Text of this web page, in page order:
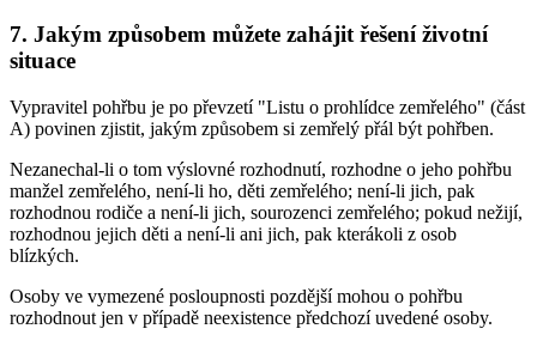
7. Jakým způsobem můžete zahájit řešení životní
situace
Vypravitel pohřbu je po převzetí "Listu o prohlídce zemřelého" (část
A) povinen zjistit, jakým způsobem si zemřelý přál být pohřben.
Nezanechal-li o tom výslovné rozhodnutí, rozhodne o jeho pohřbu
manžel zemřelého, není-li ho, děti zemřelého; není-li jich, pak
rozhodnou rodiče a není-li jich, sourozenci zemřelého; pokud nežijí,
rozhodnou jejich děti a není-li ani jich, pak kterákoli z osob
blízkých.
Osoby ve vymezené posloupnosti pozdější mohou o pohřbu
rozhodnout jen v případě neexistence předchozí uvedené osoby.